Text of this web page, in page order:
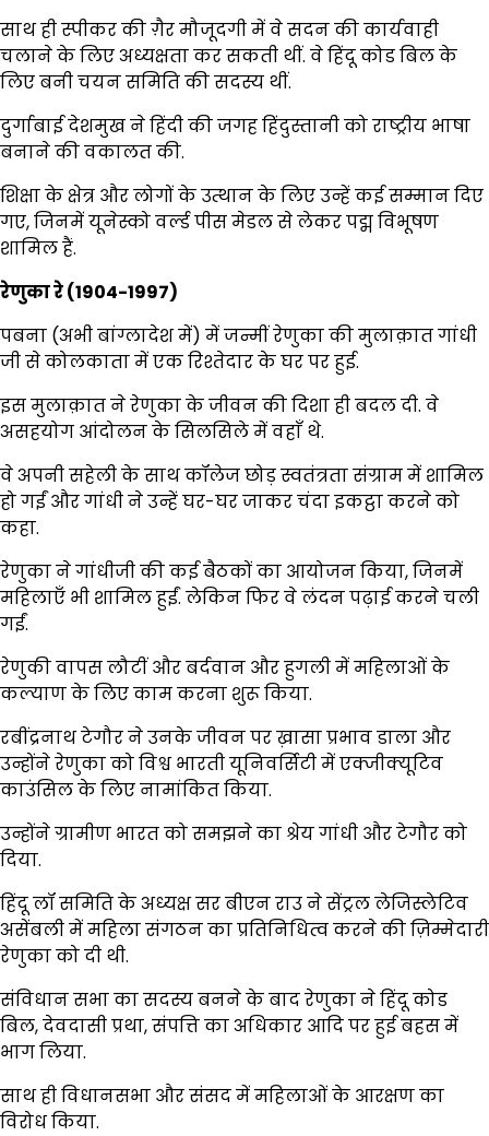
साथ ही स्पीकर की ग़ैर मौजूदगी में वे सदन की कार्यवाही
चलाने के लिए अध्यक्षता कर सकती थीं. वे हिंदू कोड बिल के
लिए बनी चयन समिति की सदस्य थीं.
दुर्गाबाई देशमुख ने हिंदी की जगह हिंदुस्तानी को राष्ट्रीय भाषा
बनाने की वकालत की.
शिक्षा के क्षेत्र और लोगों के उत्थान के लिए उन्हें कई सम्मान दिए
गए, जिनमें यूनेस्को वर्ल्ड पीस मेडल से लेकर पद्म विभूषण
शामिल हैं.
रेणुका रे (1904-1997)
पबना (अभी बांग्लादेश में) में जन्मीं रेणुका की मुलाक़ात गांधी
जी से कोलकाता में एक रिश्तेदार के घर पर हुई.
इस मुलाक़ात ने रेणुका के जीवन की दिशा ही बदल दी. वे
असहयोग आंदोलन के सिलसिले में वहाँ थे.
वे अपनी सहेली के साथ कॉलेज छोड़ स्वतंत्रता संग्राम में शामिल
हो गईं और गांधी ने उन्हें घर-घर जाकर चंदा इकट्ठा करने को
कहा.
रेणुका ने गांधीजी की कई बैठकों का आयोजन किया, जिनमें
महिलाएँ भी शामिल हुईं. लेकिन फिर वे लंदन पढ़ाई करने चली
गईं.
रेणुकी वापस लौटीं और बर्दवान और हुगली में महिलाओं के
कल्याण के लिए काम करना शुरू किया.
रबींद्रनाथ टेगौर ने उनके जीवन पर ख़ासा प्रभाव डाला और
उन्होंने रेणुका को विश्व भारती यूनिवर्सिटी में एक्जीक्यूटिव
काउंसिल के लिए नामांकित किया.
उन्होंने ग्रामीण भारत को समझने का श्रेय गांधी और टेगौर को
दिया.
हिंदू लॉ समिति के अध्यक्ष सर बीएन राउ ने सेंट्रल लेजिस्लेटिव
असेंबली में महिला संगठन का प्रतिनिधित्व करने की ज़िम्मेदारी
रेणुका को दी थी.
संविधान सभा का सदस्य बनने के बाद रेणुका ने हिंदू कोड
बिल, देवदासी प्रथा, संपत्ति का अधिकार आदि पर हुई बहस में
भाग लिया.
साथ ही विधानसभा और संसद में महिलाओं के आरक्षण का
विरोध किया.